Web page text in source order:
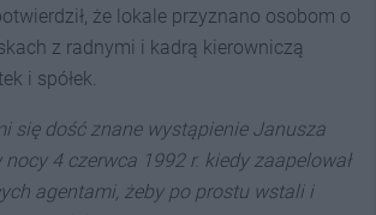
że lokale przyznano osobom o
z radnymi i kadrą kierowniczą
i spółek.
się dość znane wystąpienie Janusza
4 czerwca 1992 r. kiedy zaapelował
agentami, żeby po prostu wstali i